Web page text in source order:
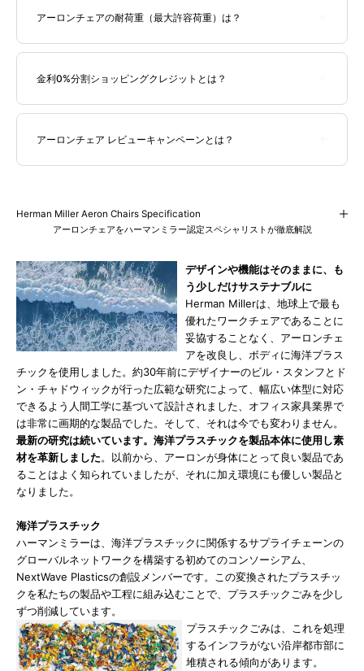
520mm
Cサイズ
1000～
720mm
（DC1キャスター）仕様があります。DC1キャスターは、ハード
くいブレーキ機能を備えています。
アーロンチェアの耐荷重（最大許容荷重）は？
アーロンチェアの耐荷重は、Aサイズ（スモール）/ Bサイズ（ミ
す。Aサイズ：136 kg、Bサイズ：159kg、Cサイズ：159kg とな
金利0%分割ショッピングクレジットとは？
分割払い金利手数料が無料のショッピンクレジットです。ご注文
したメールをお送りいたします。メールに記載のお客様専用ペー
アーロンチェア レビューキャンペーンとは？
*レビューご記入後、1から2週間程度でのお届け（郵送）となります。
Herman Miller Aeron Chairs Specification
アーロンチェアをハーマンミラー認定スペシャリストが徹底解説
デザインや機能はそのままに、も
う少しだけサステナブルに
Herman Millerは、地球上で最も
優れたワークチェアであることに
妥協することなく、アーロンチェ
アを改良し、ボディに海洋プラス
チックを使用しました。約30年前にデザイナーのビル・スタンフとド
ン・チャドウィックが行った広範な研究によって、幅広い体型に対応
できるよう人間工学に基づいて設計されました、オフィス家具業界で
は非常に画期的な製品でした。そして、それは今でも変わりません。
最新の研究は続いています。海洋プラスチックを製品本体に使用し素
材を革新しました。以前から、アーロンが身体にとって良い製品であ
ることはよく知られていましたが、それに加え環境にも優しい製品と
なりました。
海洋プラスチック
ハーマンミラーは、海洋プラスチックに関係するサプライチェーンの
グローバルネットワークを構築する初めてのコンソーシアム、
NextWave Plasticsの創設メンバーです。この変換されたプラスチッ
クを私たちの製品や工程に組み込むことで、プラスチックごみを少し
ずつ削減しています。
プラスチックごみは、これを処理
するインフラがない沿岸都市部に
堆積される傾向があります。